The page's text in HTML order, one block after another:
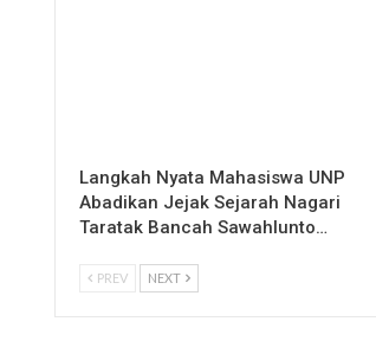
Langkah Nyata Mahasiswa UNP
Abadikan Jejak Sejarah Nagari
Taratak Bancah Sawahlunto…
PREV NEXT